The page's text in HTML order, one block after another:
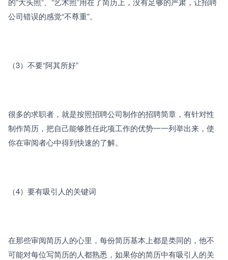
公司错误的感觉“不尊重”。
（3）不要“阿其所好”
很多的求职者，就是按照招聘公司制作的招聘简章，有针对性
制作简历，把自己能够胜任此项工作的优势一一列举出来，使
你在审阅者心中得到快速的了解。
（4）要有吸引人的关键词
在那些审阅简历人的心里，每份简历基本上都是类同的，他不
可能对每位写简历的人都熟悉，如果你的简历中有吸引人的关